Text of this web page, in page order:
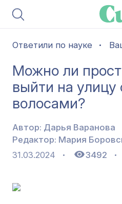
Ответили по науке
Можно ли
выйти на
волосами?
Автор: Дарья Варанова
Редактор: Мария
31.03.2024
3492